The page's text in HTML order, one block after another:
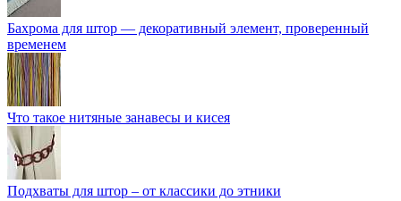
Бахрома для штор — декоративный элемент, проверенный
временем
Что такое нитяные занавесы и кисея
Подхваты для штор – от классики до этники